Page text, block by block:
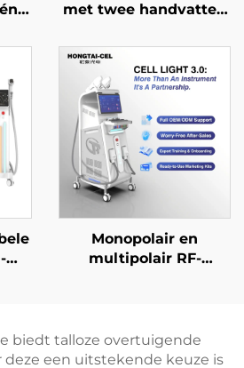
met twee handvatten
lichttherapie, voor
professionele
huidverheldering,
verjonging en anti-
aging in
schoonheidssalons
Monopolair en
multipolair RF-
veroudering,
rimpelverwijdering,
biedt talloze overtuigende
deze een uitstekende keuze is